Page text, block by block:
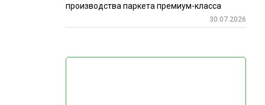
производства паркета премиум-класса
30.07.2026